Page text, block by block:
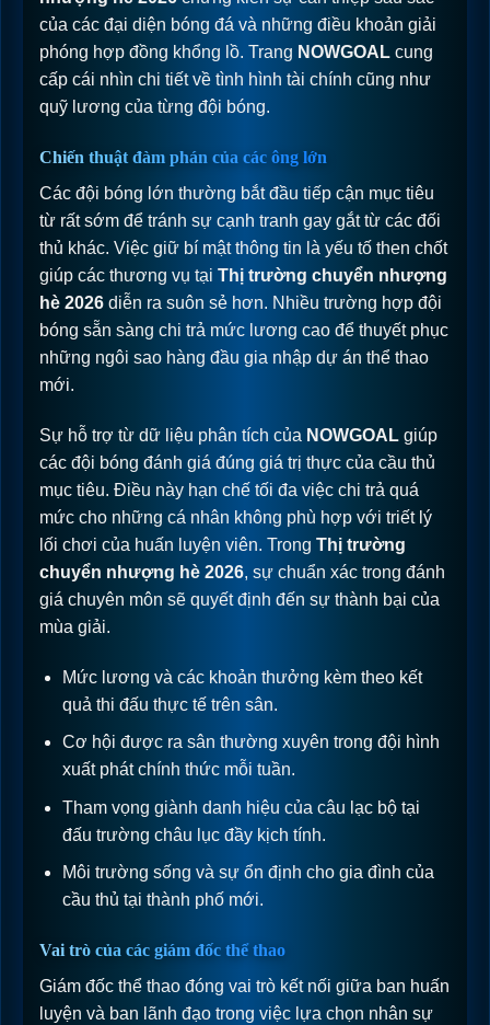
của các đại diện bóng đá và những điều khoản giải
phóng hợp đồng khổng lồ. Trang NOWGOAL cung
cấp cái nhìn chi tiết về tình hình tài chính cũng như
quỹ lương của từng đội bóng.
Chiến thuật đàm phán của các ông lớn
Các đội bóng lớn thường bắt đầu tiếp cận mục tiêu
từ rất sớm để tránh sự cạnh tranh gay gắt từ các đối
thủ khác. Việc giữ bí mật thông tin là yếu tố then chốt
giúp các thương vụ tại Thị trường chuyển nhượng
hè 2026 diễn ra suôn sẻ hơn. Nhiều trường hợp đội
bóng sẵn sàng chi trả mức lương cao để thuyết phục
những ngôi sao hàng đầu gia nhập dự án thể thao
mới.
Sự hỗ trợ từ dữ liệu phân tích của NOWGOAL giúp
các đội bóng đánh giá đúng giá trị thực của cầu thủ
mục tiêu. Điều này hạn chế tối đa việc chi trả quá
mức cho những cá nhân không phù hợp với triết lý
lối chơi của huấn luyện viên. Trong Thị trường
chuyển nhượng hè 2026, sự chuẩn xác trong đánh
giá chuyên môn sẽ quyết định đến sự thành bại của
mùa giải.
Mức lương và các khoản thưởng kèm theo kết
quả thi đấu thực tế trên sân.
Cơ hội được ra sân thường xuyên trong đội hình
xuất phát chính thức mỗi tuần.
Tham vọng giành danh hiệu của câu lạc bộ tại
đấu trường châu lục đầy kịch tính.
Môi trường sống và sự ổn định cho gia đình của
cầu thủ tại thành phố mới.
Vai trò của các giám đốc thể thao
Giám đốc thể thao đóng vai trò kết nối giữa ban huấn
luyện và ban lãnh đạo trong việc lựa chọn nhân sự